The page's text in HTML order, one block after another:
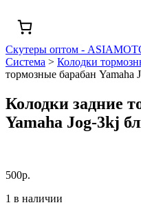
Скутеры оптом -
Система > Колодки
тормозные барабан Yamaha
Колодки задние
Yamaha Jog-3kj
500р.
1 в наличии